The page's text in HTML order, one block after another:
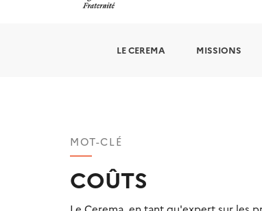
LE CEREMA MISSIONS
MOT-CLÉ
COÛTS